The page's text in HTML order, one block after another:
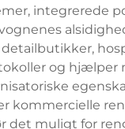
integrerede
og hjælper
kommercielle
det muligt for